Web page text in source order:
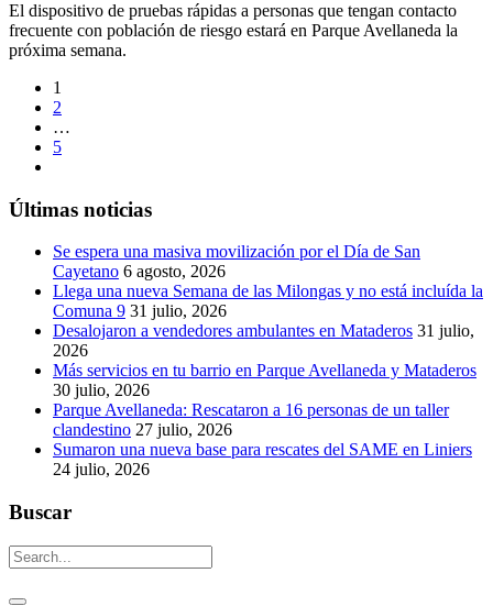
El dispositivo de pruebas rápidas a personas que tengan contacto
frecuente con población de riesgo estará en Parque Avellaneda la
próxima semana.
1
2
…
5
Últimas noticias
Se espera una masiva movilización por el Día de San
Cayetano 6 agosto, 2026
Llega una nueva Semana de las Milongas y no está incluída la
Comuna 9 31 julio, 2026
Desalojaron a vendedores ambulantes en Mataderos 31 julio,
2026
Más servicios en tu barrio en Parque Avellaneda y Mataderos
30 julio, 2026
Parque Avellaneda: Rescataron a 16 personas de un taller
clandestino 27 julio, 2026
Sumaron una nueva base para rescates del SAME en Liniers
24 julio, 2026
Buscar